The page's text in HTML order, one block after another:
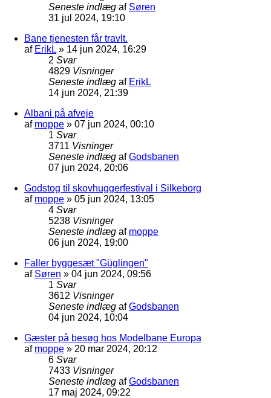
Seneste indlæg af Søren
31 jul 2024, 19:10
Bane tjenesten får travlt.
af ErikL » 14 jun 2024, 16:29
2 Svar
4829 Visninger
Seneste indlæg af ErikL
14 jun 2024, 21:39
Albani på afveje
af moppe » 07 jun 2024, 00:10
1 Svar
3711 Visninger
Seneste indlæg afGodsbanen
07 jun 2024, 20:06
Godstog til skovhuggerfestival i Silkeborg
af moppe » 05 jun 2024, 13:05
4 Svar
5238 Visninger
Seneste indlæg af moppe
06 jun 2024, 19:00
Faller byggesæt "Güglingen"
af Søren » 04 jun 2024, 09:56
1 Svar
3612 Visninger
Seneste indlæg afGodsbanen
04 jun 2024, 10:04
Gæster på besøg hos Modelbane Europa
af moppe » 20 mar 2024, 20:12
6 Svar
7433 Visninger
Seneste indlæg afGodsbanen
17 maj 2024, 09:22